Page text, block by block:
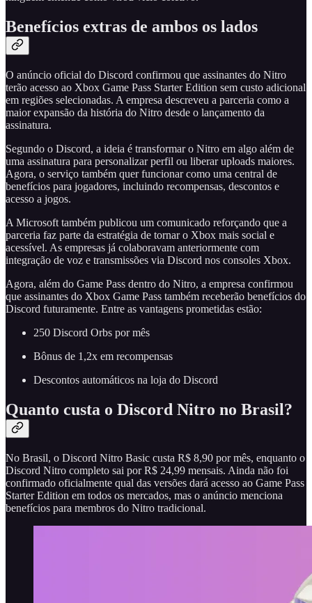
Benefícios extras de ambos os lados
O anúncio oficial do Discord confirmou que assinantes do Nitro
terão acesso ao Xbox Game Pass Starter Edition sem custo adicional
em regiões selecionadas. A empresa descreveu a parceria como a
maior expansão da história do Nitro desde o lançamento da
assinatura.
Segundo o Discord, a ideia é transformar o Nitro em algo além de
uma assinatura para personalizar perfil ou liberar uploads maiores.
Agora, o serviço também quer funcionar como uma central de
benefícios para jogadores, incluindo recompensas, descontos e
acesso a jogos.
A Microsoft também publicou um comunicado reforçando que a
parceria faz parte da estratégia de tornar o Xbox mais social e
acessível. As empresas já colaboravam anteriormente com
integração de voz e transmissões via Discord nos consoles Xbox.
Agora, além do Game Pass dentro do Nitro, a empresa confirmou
que assinantes do Xbox Game Pass também receberão benefícios do
Discord futuramente. Entre as vantagens prometidas estão:
250 Discord Orbs por mês
Bônus de 1,2x em recompensas
Descontos automáticos na loja do Discord
Quanto custa o Discord Nitro no Brasil?
No Brasil, o Discord Nitro Basic custa R$ 8,90 por mês, enquanto o
Discord Nitro completo sai por R$ 24,99 mensais. Ainda não foi
confirmado oficialmente qual das versões dará acesso ao Game Pass
Starter Edition em todos os mercados, mas o anúncio menciona
benefícios para membros do Nitro tradicional.